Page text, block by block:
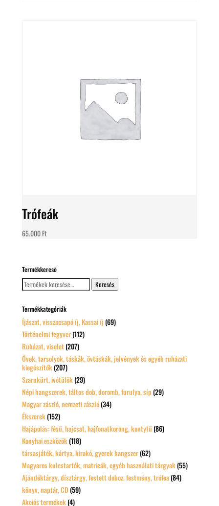
Trófeák
65.000Ft
Termékkereső
Keresés
a
Keresés
Termékkategóriák
Íjászat, visszacsapó íj, Kassai íj (69)
Történelmi fegyver (112)
Ruházat, viselet (207)
Övek, tarsolyok, táskák, övtáskák, jelvények és egyéb ruházati
kiegészítők (207)
Szarukürt, ivótülök (29)
Népi hangszerek, táltos dob, doromb, furulya, síp (29)
Magyar zászló, nemzeti zászló (34)
Ékszerek (152)
Hajápolás: fésű, hajcsat, hajfonatkorong, kontytű (86)
Konyhai eszközök (118)
társasjáték, kártya, kirakó, gyerek hangszer (62)
Magyaros kulcstartók, matricák, egyéb használati tárgyak (55)
Ajándéktárgy, dísztárgy, festett doboz, festmény, trófea (84)
könyv, naptár, CD (59)
Akciós termékek (4)